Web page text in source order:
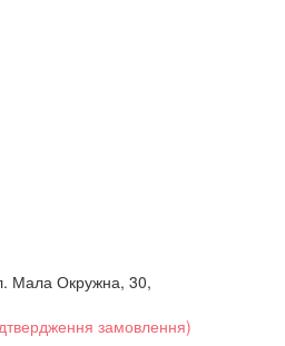
Мала Окружна, 30,
замовлення)